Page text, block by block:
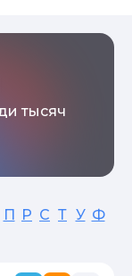
тысяч
П Р С Т У Ф